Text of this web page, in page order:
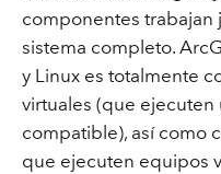
componentes trabajan
sistema completo.
y Linux es totalmente
virtuales (que ejecuten
compatible), así como
que ejecuten equipos